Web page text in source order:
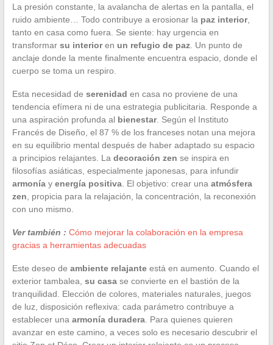
La presión constante, la avalancha de alertas en la pantalla, el
ruido ambiente… Todo contribuye a erosionar la paz interior,
tanto en casa como fuera. Se siente: hay urgencia en
transformar su interioren un refugio de paz. Un punto de
anclaje donde la mente finalmente encuentra espacio, donde el
cuerpo se toma un respiro.
Esta necesidad de serenidad en casa no proviene de una
tendencia efímera ni de una estrategia publicitaria. Responde a
una aspiración profunda al bienestar. Según el Instituto
Francés de Diseño, el 87 % de los franceses notan una mejora
en su equilibrio mental después de haber adaptado su espacio
a principios relajantes. La decoración zen se inspira en
filosofías asiáticas, especialmente japonesas, para infundir
armoníay energía positiva. El objetivo: crear una atmósfera
zen , propicia para la relajación, la concentración, la reconexión
con uno mismo.
Ver también : Cómo mejorar la colaboración en la empresa
gracias a herramientas adecuadas
Este deseo de ambiente relajanteestá en aumento. Cuando el
exterior tambalea, su casase convierte en el bastión de la
tranquilidad. Elección de colores, materiales naturales, juegos
de luz, disposición reflexiva: cada parámetro contribuye a
establecer una armonía duradera. Para quienes quieren
avanzar en este camino, a veces solo es necesario descubrir el